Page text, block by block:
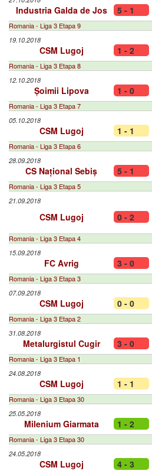
Industria Galda de Jos 5 - 1
Romania - Liga 3 Etapa 9
19.10.2018
CSM Lugoj 1 - 2
Romania - Liga 3 Etapa 8
12.10.2018
Șoimii Lipova 1 - 0
Romania - Liga 3 Etapa 7
05.10.2018
CSM Lugoj 1 - 1
Romania - Liga 3 Etapa 6
28.09.2018
CS Național Sebiș 5 - 1
Romania - Liga 3 Etapa 5
21.09.2018
CSM Lugoj 0 - 2
Romania - Liga 3 Etapa 4
15.09.2018
FC Avrig 3 - 0
Romania - Liga 3 Etapa 3
07.09.2018
CSM Lugoj 0 - 0
Romania - Liga 3 Etapa 2
31.08.2018
Metalurgistul Cugir 3 - 0
Romania - Liga 3 Etapa 1
24.08.2018
CSM Lugoj 1 - 1
Romania - Liga 3 Etapa 30
25.05.2018
Milenium Giarmata 1 - 2
Romania - Liga 3 Etapa 30
24.05.2018
CSM Lugoj 4 - 3